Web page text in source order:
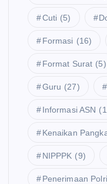
Cuti (5)
Formasi (16)
Format Surat (5)
Guru (27)
Informasi ASN
Kenaikan
NIPPPK (9)
Penerimaan Polri